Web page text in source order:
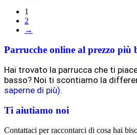
1
2
→
Parrucche online al prezzo più
Hai trovato la parrucca che ti
basso? Noi ti scontiamo la
saperne di più).
Ti aiutiamo noi
Contattaci per raccontarci di cosa hai